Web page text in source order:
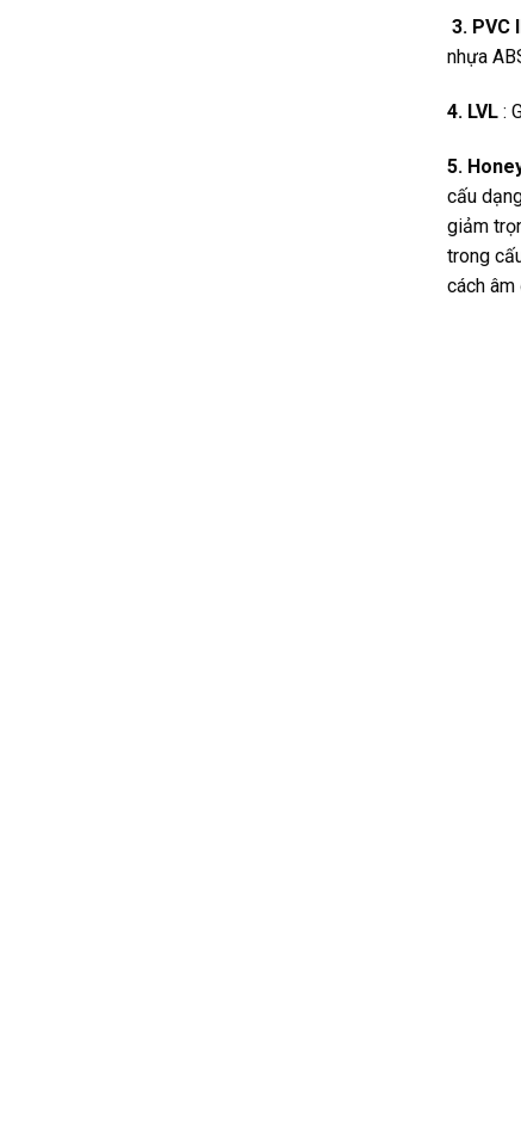
3. PVC III
nhựa
4. LVL:
5.
cấu
giảm
trong
cách